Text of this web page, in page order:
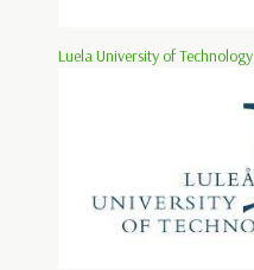
Luela University of Technology